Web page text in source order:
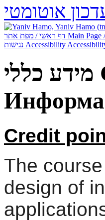
אוטומטי
Main Page
Accessibility
מידע כללי
Credit
The
design of